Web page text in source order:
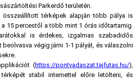
Parkerdő területén.
térképek alapján több pálya is
15 percestől a több mint 1 órás időtartamig.
is érdekes, izgalmas szabadidős
végig járni 1-1 pályát, és válaszolni
(https://pontvadaszat.tajfutas.hu/),
stabil internettel előre letölteni, és